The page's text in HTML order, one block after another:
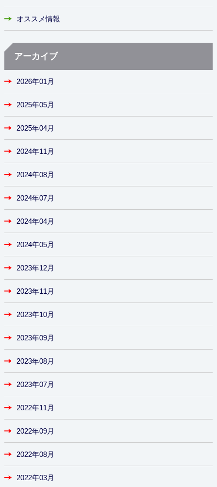
オススメ情報
アーカイブ
2026年01月
2025年05月
2025年04月
2024年11月
2024年08月
2024年07月
2024年04月
2024年05月
2023年12月
2023年11月
2023年10月
2023年09月
2023年08月
2023年07月
2022年11月
2022年09月
2022年08月
2022年03月